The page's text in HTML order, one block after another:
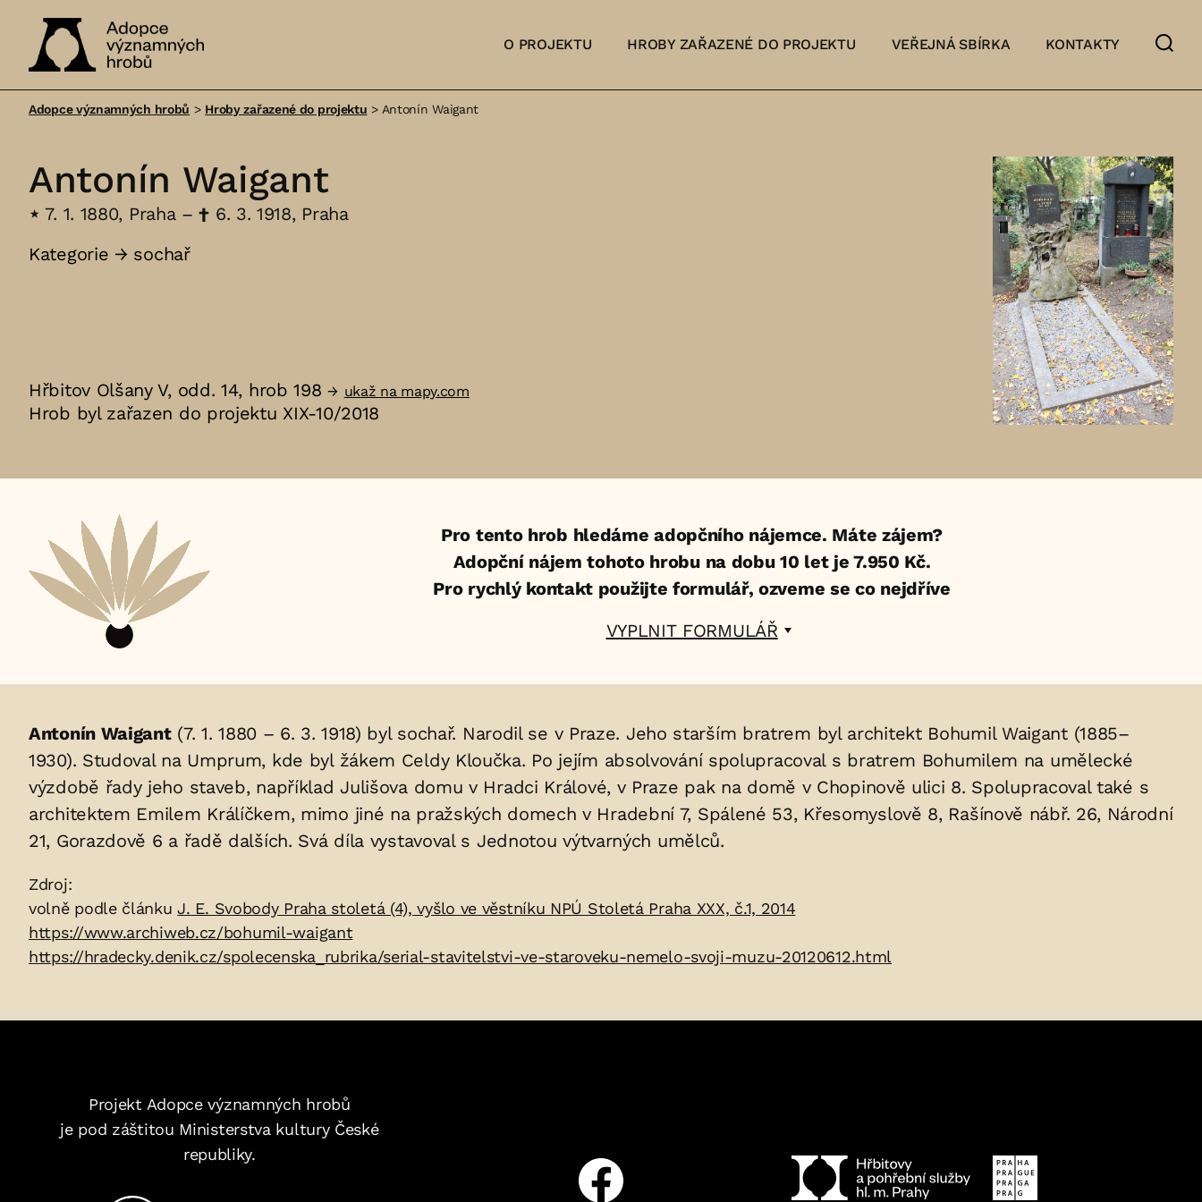
významných
O PROJEKTU HROBY ZAŘAZENÉ DO PROJEKTU VEŘEJNÁ SBÍRKA KONTAKTY
Adopce významných hrobů > Hroby zařazené do projektu > Antonín Waigant
Antonín Waigant
⋆ 7. 1. 1880, Praha –† 6. 3. 1918, Praha
Kategorie → sochař
Hřbitov Olšany V, odd. 14, hrob 198→ ukaž na mapy.com
Hrob byl zařazen do projektu XIX-10/2018
Pro tento hrob hledáme adopčního nájemce. Máte zájem?
Adopční nájem tohoto hrobu na dobu 10 let je 7.950 Kč.
Pro rychlý kontakt použijte formulář, ozveme se co nejdříve
VYPLNIT FORMULÁŘ
Životopis
osoby/osob
uložených
v
hrobu:
Antonín Waigant(7. 1. 1880 – 6. 3. 1918) byl sochař. Narodil se v Praze. Jeho starším bratrem byl architekt Bohumil Waigant (1885–
1930). Studoval na Umprum, kde byl žákem Celdy Kloučka. Po jejím absolvování spolupracoval s bratrem Bohumilem na umělecké
výzdobě řady jeho staveb, například Julišova domu v Hradci Králové, v Praze pak na domě v Chopinově ulici 8. Spolupracoval také s
architektem Emilem Králíčkem, mimo jiné na pražských domech v Hradební 7, Spálené 53, Křesomyslově 8, Rašínově nábř. 26, Národní
21, Gorazdově 6 a řadě dalších. Svá díla vystavoval s Jednotou výtvarných umělců.
Zdroje:
Zdroj:
volně podle článkuJ. E. Svobody Praha stoletá (4), vyšlo ve věstníku NPÚ Stoletá Praha XXX, č.1, 2014
https://www.archiweb.cz/bohumil-waigant
https://hradecky.denik.cz/spolecenska_rubrika/serial-stavitelstvi-ve-staroveku-nemelo-svoji-muzu-20120612.html
Projekt Adopce významných hrobů
je pod záštitou Ministerstva kultury České
republiky.
Facebook